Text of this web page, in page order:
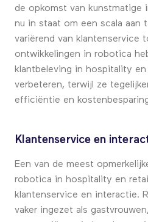
de opkomst van kunstmatige
nu in staat om een scala aan
variërend van klantenservice
ontwikkelingen in robotica
klantbeleving in hospitality
verbeteren, terwijl ze
efficiëntie en
Klantenservice en
Een van de meest
robotica in hospitality en
klantenservice en interactie.
vaker ingezet als